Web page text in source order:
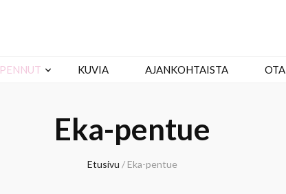
PENNUT KUVIA AJANKOHTAISTA
Eka-pentue
Etusivu / Eka-pentue